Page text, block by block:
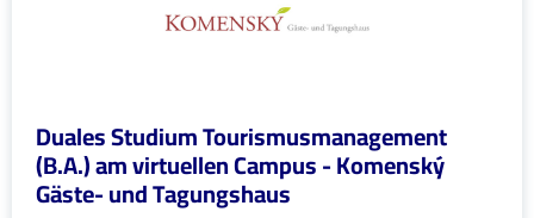
Duales Studium Tourismusmanagement
(B.A.) am virtuellen Campus - Komenský
Gäste- und Tagungshaus